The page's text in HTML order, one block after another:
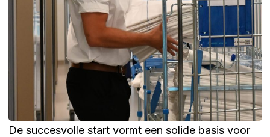
De succesvolle start vormt een solide basis voor